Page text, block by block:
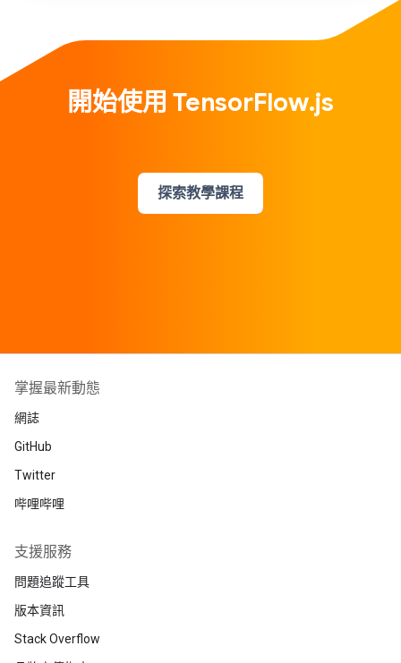
開始使用 TensorFlow.js
探索教學課程
掌握最新動態
網誌
GitHub
Twitter
哔哩哔哩
支援服務
問題追蹤工具
版本資訊
Stack Overflow